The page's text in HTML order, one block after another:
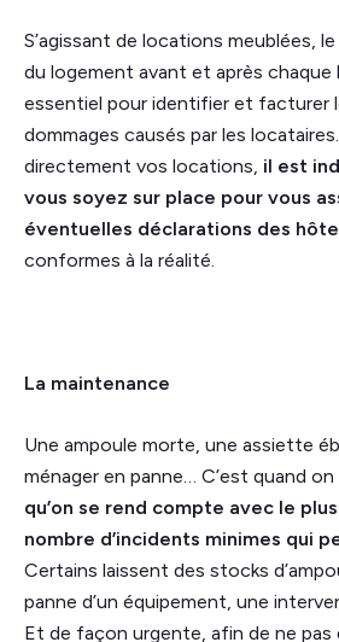
S’agissant de locations meublées,
du logement avant et après
essentiel pour identifier et facturer
dommages causés par les
directement vos locations, il est
vous soyez sur place pour vous
éventuelles déclarations des
conformes à la réalité.
La maintenance
Une ampoule morte, une assiette
ménager en panne… C’est quand
qu’on se rend compte avec le
nombre d’incidents minimes qui
Certains laissent des stocks
panne d’un équipement, une
Et de façon urgente, afin de ne pas